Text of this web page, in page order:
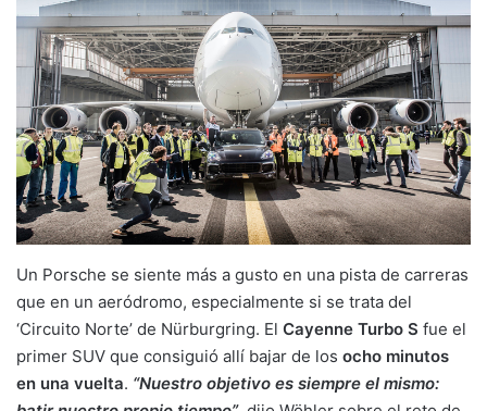
Un Porsche se siente más a gusto en una pista de carreras
que en un aeródromo, especialmente si se trata del
‘Circuito Norte’ de Nürburgring. El Cayenne Turbo S fue el
primer SUV que consiguió allí bajar de los ocho minutos
en una vuelta. “Nuestro objetivo es siempre el mismo: